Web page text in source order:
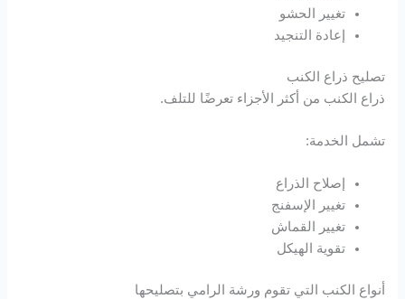
Hacklink panel
Hacklink
Hacklink satın al
Hacklink panel
تغيير الحشو
إعادة التنجيد
تصليح ذراع الكنب
ذراع الكنب من أكثر الأجزاء تعرضًا للتلف.
تشمل الخدمة:
إصلاح الذراع
تغيير الإسفنج
تغيير القماش
تقوية الهيكل
أنواع الكنب التي تقوم ورشة الرامي بتصليحها